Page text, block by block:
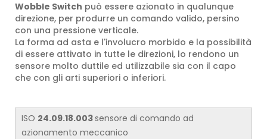
Wobble Switch può essere azionato in qualunque
direzione, per produrre un comando valido, persino
con una pressione verticale.
La forma ad asta e l'involucro morbido e la possibilità
di essere attivato in tutte le direzioni, lo rendono un
sensore molto duttile ed utilizzabile sia con il capo
che con gli arti superiori o inferiori.
ISO 24.09.18.003sensore di comando ad
azionamento meccanico